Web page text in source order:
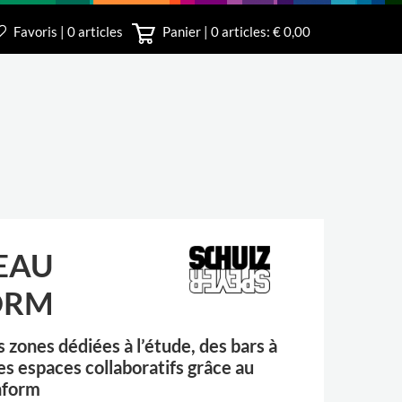
Favoris | 0 articles Panier | 0articles: € 0,00
340
zones dédiées à l’étude, des bars à
espaces collaboratifs grâce au